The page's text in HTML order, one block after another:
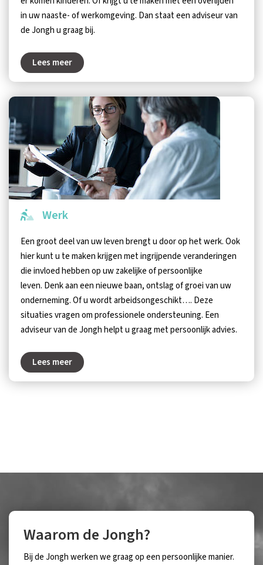
in uw naaste- of werkomgeving. Dan staat een adviseur van
de Jongh u graag bij.
Lees meer
Werk
Een groot deel van uw leven brengt u door op het werk. Ook
hier kunt u te maken krijgen met ingrijpende veranderingen
die invloed hebben op uw zakelijke of persoonlijke
leven. Denk aan een nieuwe baan, ontslag of groei van uw
onderneming. Of u wordt arbeidsongeschikt…. Deze
situaties vragen om professionele ondersteuning. Een
adviseur van de Jongh helpt u graag met persoonlijk advies.
Lees meer
Waarom de Jongh?
Bij de Jongh werken we graag op een persoonlijke manier.